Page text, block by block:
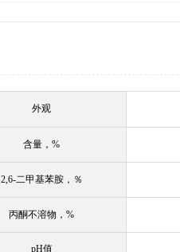
外观
含量，%
2,6-二甲基苯胺，％
丙酮不溶物，%
pH值